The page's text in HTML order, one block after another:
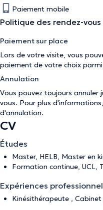
Paiement mobile
Politique des rendez-vous
Paiement sur place
Lors de votre visite, vous
paiement de votre choix
Annulation
Vous pouvez toujours annuler
vous. Pour plus
d'annulation.
CV
Études
Master, HELB, Master en
Formation continue, UCL,
Expériences
Kinésithérapeute ,